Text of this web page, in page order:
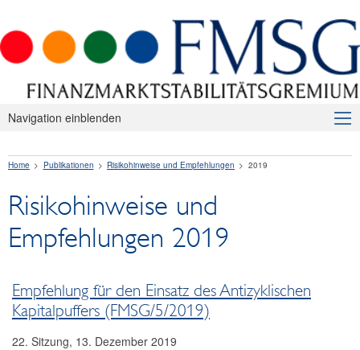
Navigation einblenden
Makroprudenzielle Aufsicht
Publikationen
Presseaussendungen
2026
2025
Home Publikationen Risikohinweise und Empfehlungen 2019
Risikohinweise und
Empfehlungen 2019
Empfehlung für den Einsatz des Antizyklischen
Kapitalpuffers (FMSG/5/2019)
22. Sitzung, 13. Dezember 2019